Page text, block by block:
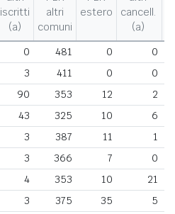
iscritti
(a)
altri
comuni
estero
cancell.
(a)
0 481 0
0
3 411 0
0
90 353 12
2
43 325 10
6
3 387 11
1
3 366 7
0
4 353 10
21
3 375 35
5